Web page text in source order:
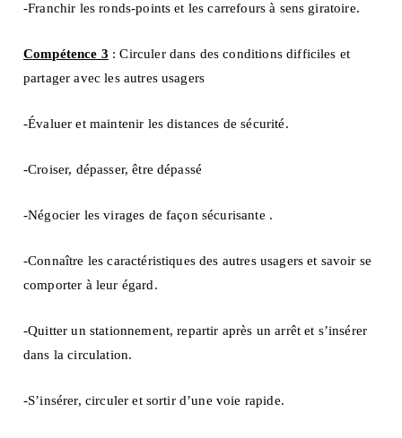
-Franchir les ronds-points et les carrefours à sens giratoire.
Compétence 3 : Circuler dans des conditions difficiles et
partager avec les autres usagers
-Évaluer et maintenir les distances de sécurité.
-Croiser, dépasser, être dépassé
-Négocier les virages de façon sécurisante .
-Connaître les caractéristiques des autres usagers et savoir se
comporter à leur égard.
-Quitter un stationnement, repartir après un arrêt et s’insérer
dans la circulation.
-S’insérer, circuler et sortir d’une voie rapide.